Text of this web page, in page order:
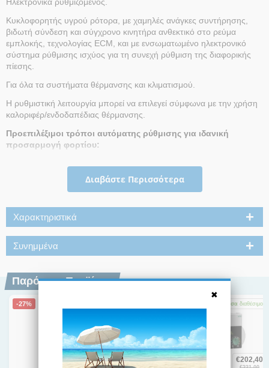
Κυκλοφορητής υγρού ρότορα, με χαμηλές ανάγκες συντήρησης,
βιδωτή σύνδεση και σύγχρονο κινητήρα ανθεκτικό στο ρεύμα
εμπλοκής, τεχνολογίας ECM, και με ενσωματωμένο ηλεκτρονικό
σύστημα ρύθμισης ισχύος για τη συνεχή ρύθμιση της διαφορικής
πίεσης.
Για όλα τα συστήματα θέρμανσης και κλιματισμού.
Η ρυθμιστική λειτουργία μπορεί να επιλεγεί σύμφωνα με την χρήση
καλοριφέρ/ενδοδαπέδιας θέρμανσης.
Προεπιλέξιμοι τρόποι αυτόματης ρύθμισης για ιδανική
προσαρμογή φορτίου:
σταθερές στροφές (3 χαρακτηριστικές καμπύλες ρύθμισης).
Ενσωματωμένη προστασία κινητήρα.
Ένδειξη LED για τη ρύθμιση της ονομαστικής τιμής και για ένδειξη
της τρέχουσας κατανάλωσης σε W.
Αυτόματη λειτουργία απεμπλοκής.
ρότορα.
Χειροκίνητη επανεκκίνηση.
Διαβάστε Περισσότερα
Χαρακτηριστικά
Συνημμένα
Παρόμοια Προϊόντα
-27%
€201,00 €222,00
Άμεσα διαθέσιμο
€202,40